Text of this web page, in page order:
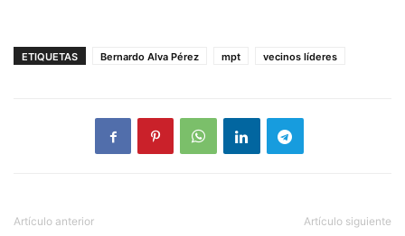
ETIQUETAS Bernardo Alva Pérez mpt vecinos líderes
Artículo anterior Artículo siguiente